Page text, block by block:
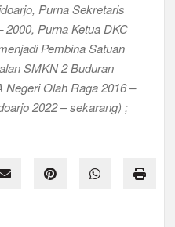
Purna Sekretaris
2000, Purna Ketua DKC
Pembina Satuan
SMKN 2 Buduran
Olah Raga 2016 –
2022 – sekarang) ;